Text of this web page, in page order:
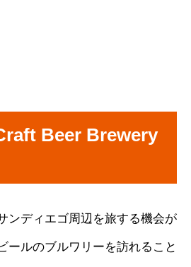
Beer Brewery
ンディエゴ周辺を旅する機会が
ールのブルワリーを訪れること